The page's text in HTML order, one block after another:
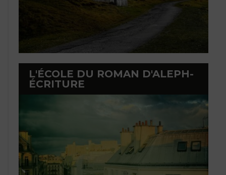
L'ÉCOLE DU ROMAN D'ALEPH-
ÉCRITURE